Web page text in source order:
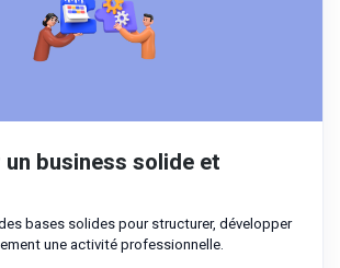
business solide et
bases solides pour structurer, développer
une activité professionnelle.